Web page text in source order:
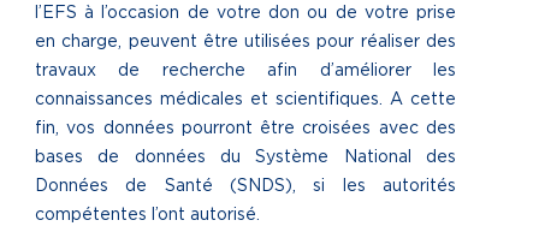
l’EFS à l’occasion de votre don ou de votre prise
en charge, peuvent être utilisées pour réaliser des
travaux de recherche afin d’améliorer les
connaissances médicales et scientifiques. A cette
fin, vos données pourront être croisées avec des
bases de données du Système National des
Données de Santé (SNDS), si les autorités
compétentes l’ont autorisé.